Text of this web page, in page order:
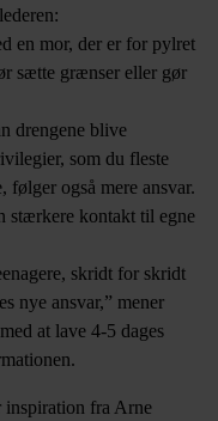
en mor, der er for pylret
sætte grænser eller gør
drengene blive
som du fleste
også mere ansvar.
stærkere kontakt til egne
skridt for skridt
nye ansvar,” mener
at lave 4-5 dages
inspiration fra Arne